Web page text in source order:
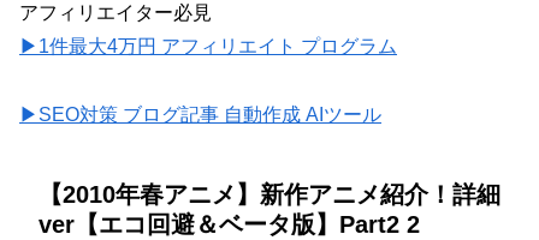
アフィリエイター必見
▶1件最大4万円 アフィリエイト プログラム
▶SEO対策 ブログ記事 自動作成 AIツール
【2010年春アニメ】新作アニメ紹介！詳細
ver【エコ回避＆ベータ版】Part2 2